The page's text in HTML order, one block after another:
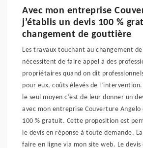
Avec mon entreprise
j’établis un devis 100 %
changement de gouttière
Les travaux touchant au changement
nécessitent de faire appel à des
propriétaires quand on dit
pour eux, coûts élevés de
le seul moyen c’est de leur donner un
avec mon entreprise Couverture Angelo
100 % gratuit. Cette proposition est
le devis en réponse à toute demande.
faire en ligne via mon site web. Le devis